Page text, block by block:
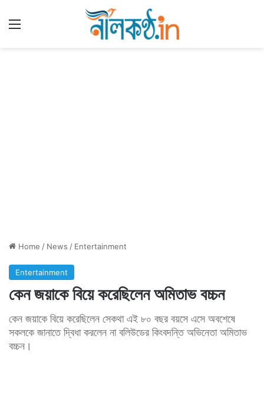
Home / News / Entertainment
Entertainment
কেন জয়াকে বিয়ে করেছিলেন অমিতাভ বচ্চন
কেন জয়াকে বিয়ে করেছিলেন সেকথা এই ৮০ বছর বয়সে এসে অবশেষে
সকলকে জানাতে দ্বিধা করলেন না বলিউডের কিংবদন্তি অভিনেতা অমিতাভ
বচ্চন।